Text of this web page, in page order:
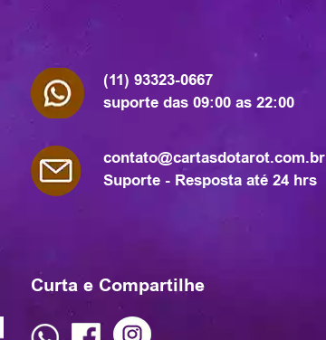
(11) 93323-0667
suporte das 09:00 as 22:00
contato@cartasdotarot.com.br
Suporte - Resposta até 24 hrs
Curta e Compartilhe